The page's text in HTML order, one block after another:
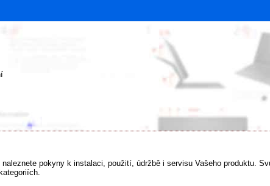
pokyny k instalaci, použití, údržbě i servisu Vašeho produktu.